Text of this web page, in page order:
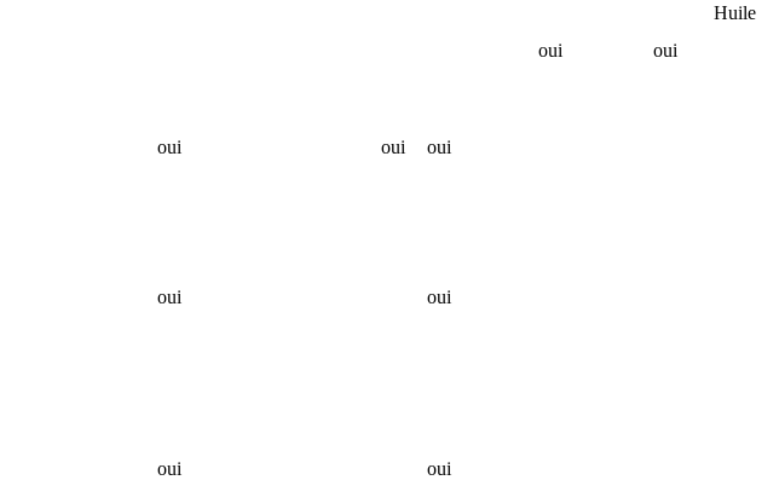
Huile
oui
oui
oui oui
oui
oui
oui
oui
oui